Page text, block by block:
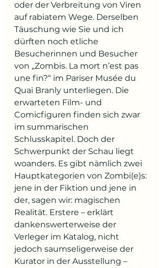
oder der Verbreitung von Viren
auf rabiatem Wege. Derselben
Täuschung wie Sie und ich
dürften noch etliche
Besucherinnen und Besucher
von „Zombis. La mort n’est pas
une fin?“ im Pariser Musée du
Quai Branly unterliegen. Die
erwarteten Film- und
Comicfiguren finden sich zwar
im summarischen
Schlusskapitel. Doch der
Schwerpunkt der Schau liegt
woanders. Es gibt nämlich zwei
Hauptkategorien von Zombi(e)s:
jene in der Fiktion und jene in
der, sagen wir: magischen
Realität. Erstere – erklärt
dankenswerterweise der
Verleger im Katalog, nicht
jedoch saumseligerweise der
Kurator in der Ausstellung –